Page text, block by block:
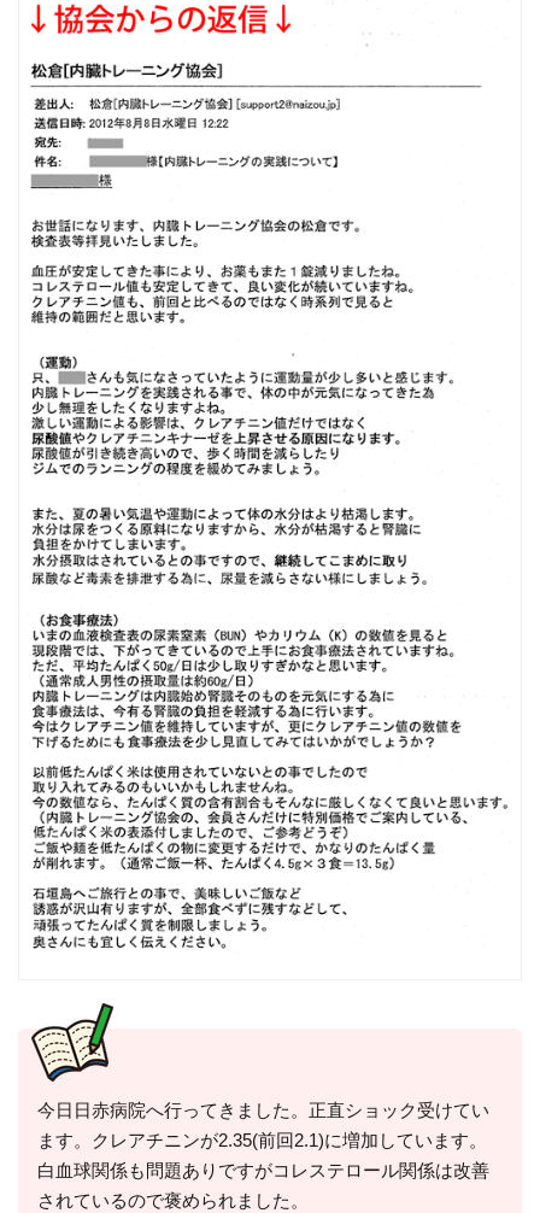
今日日赤病院へ行ってきました。正直ショック受けてい
ます。クレアチニンが2.35(前回2.1)に増加しています。
白血球関係も問題ありですがコレステロール関係は改善
されているので褒められました。